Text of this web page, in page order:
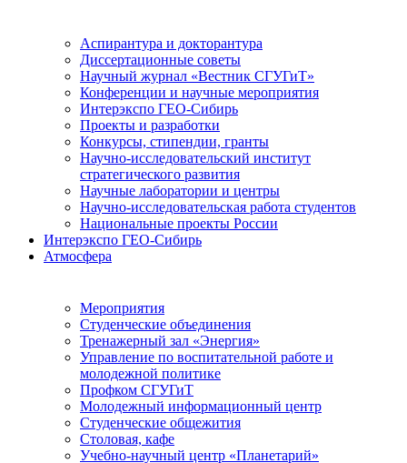
Аспирантура и докторантура
Диссертационные советы
Научный журнал «Вестник СГУГиТ»
Конференции и научные мероприятия
Интерэкспо ГЕО-Сибирь
Проекты и разработки
Конкурсы, стипендии, гранты
Научно-исследовательский институт
стратегического развития
Научные лаборатории и центры
Научно-исследовательская работа студентов
Национальные проекты России
Интерэкспо ГЕО-Сибирь
Атмосфера
Мероприятия
Студенческие объединения
Тренажерный зал «Энергия»
Управление по воспитательной работе и
молодежной политике
Профком СГУГиТ
Молодежный информационный центр
Студенческие общежития
Столовая, кафе
Учебно-научный центр «Планетарий»